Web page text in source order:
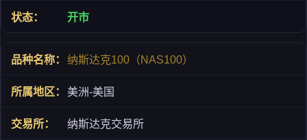
开市
纳斯达克100（NAS100）
美洲-美国
纳斯达克交易所